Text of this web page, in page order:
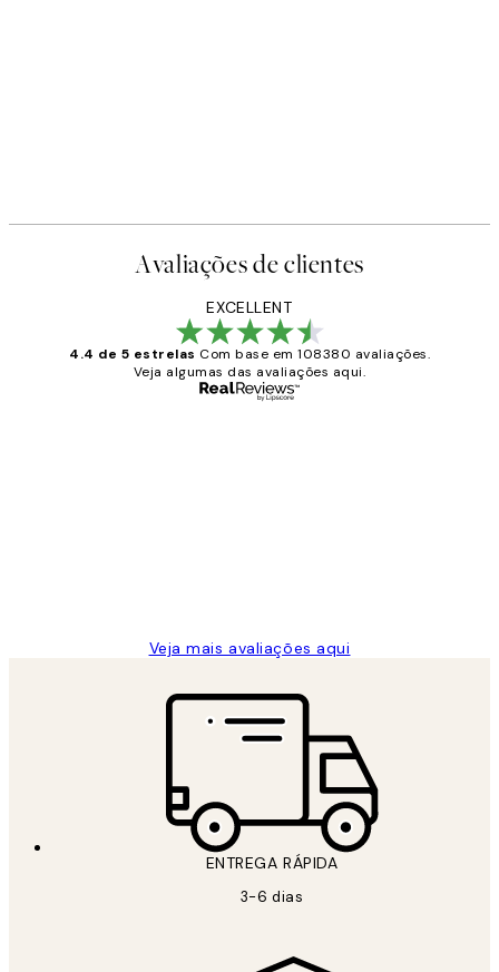
Avaliações de clientes
EXCELLENT
4.4 de 5 estrelas Com base em 108380 avaliações.
Veja algumas das avaliações aqui.
Veja mais avaliações aqui
ENTREGA RÁPIDA
3-6 dias